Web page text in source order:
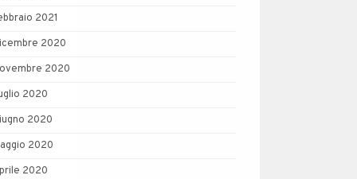
2021
2020
2020
2020
2020
2020
2020